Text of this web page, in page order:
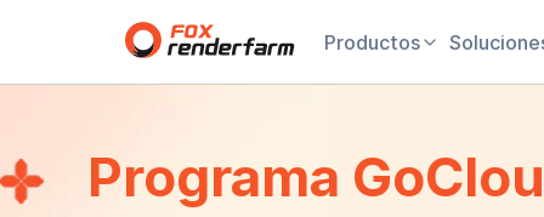
Productos
Programa